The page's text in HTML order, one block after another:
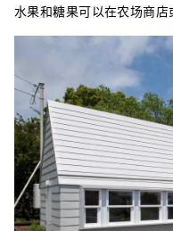
水果和糖果可以在农场商店